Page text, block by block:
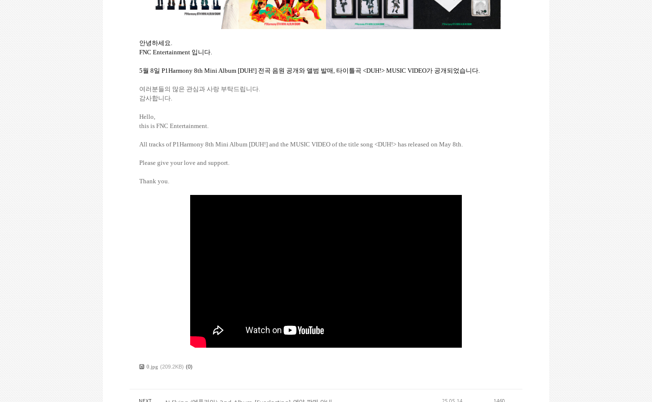
안녕하세요.
FNC Entertainment 입니다.
5월 8일 P1Harmony 8th Mini Album [DUH!] 전곡 음원 공개와 앨범 발매, 타이틀곡 <DUH!> MUSIC VIDEO가 공개되었습니다.
여러분들의 많은 관심과 사랑 부탁드립니다.
감사합니다.
Hello,
this is FNC Entertainment.
All tracks of P1Harmony 8th Mini Album [DUH!] and the MUSIC VIDEO of the title song <DUH!> has released on May 8th.
Please give your love and support.
Thank you.
0.jpg (209.2KB) (0)
NEXT 25.05.14 1460